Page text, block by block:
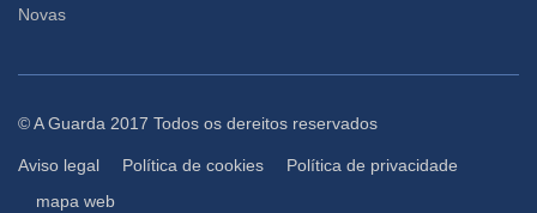
Novas
© A Guarda 2017 Todos os dereitos reservados
Aviso legal Política de cookies
Política de privacidade
mapa web